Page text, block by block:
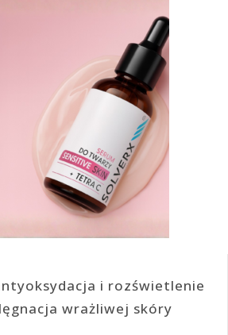
i rozświetlenie
wrażliwej skóry